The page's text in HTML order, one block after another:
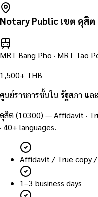
Notary Public เขต ดุสิต
MRT Bang Pho · MRT Tao
1,500+ THB
ศูนย์ราชการชั้นใน รัฐสภา แล
ดุสิต (10300) — Affidavit ·
· 40+ languages.
Affidavit / True copy
1–3 business days